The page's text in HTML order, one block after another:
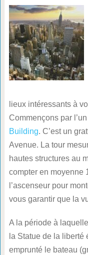
lieux intéressants à
Commençons par
Building. C’est un
Avenue. La tour
hautes structures au
compter en moyenne
l’ascenseur pour
vous garantir que la
A la période à
la Statue de la liberté
emprunté le bateau